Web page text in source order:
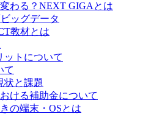
わる？NEXT GIGAとは
ッグデータ
教材とは
ットについて
て
状と課題
ける補助金について
の端末・OSとは